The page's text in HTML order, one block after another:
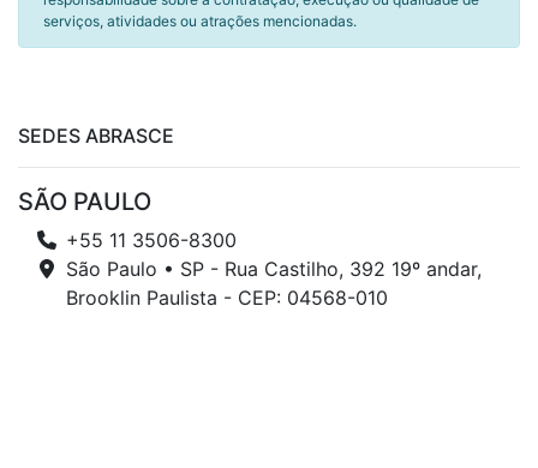
serviços, atividades ou atrações mencionadas.
SEDES ABRASCE
SÃO PAULO
+55 11 3506-8300
São Paulo • SP - Rua Castilho, 392 19º andar,
Brooklin Paulista - CEP: 04568-010